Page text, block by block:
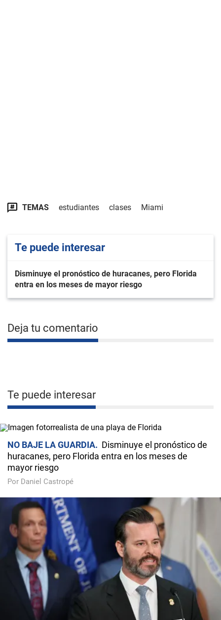
TEMAS estudiantes clases Miami
Te puede interesar
Disminuye el pronóstico de huracanes, pero Florida
entra en los meses de mayor riesgo
Deja tu comentario
Te puede interesar
NO BAJE LA GUARDIA
Disminuye el pronóstico de
huracanes, pero Florida entra en los meses de
mayor riesgo
Por Daniel Castropé